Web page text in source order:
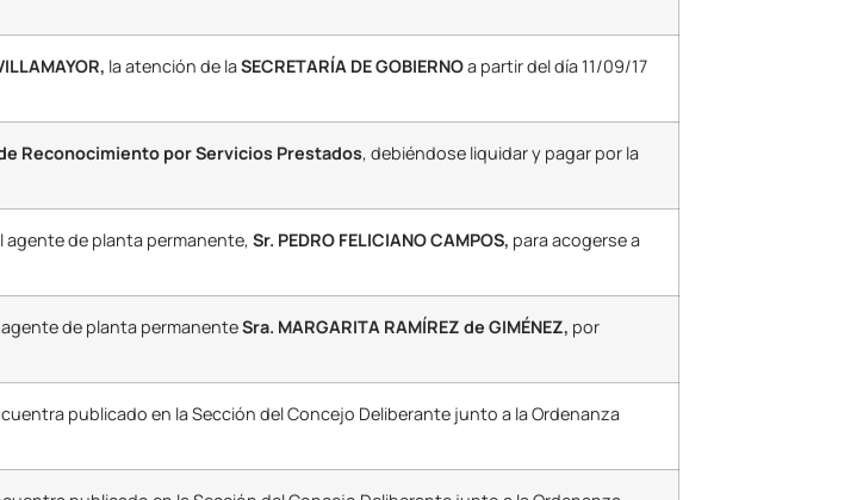
la atención de laSECRETARÍA DE GOBIERNOa partir del día 11/09/17
Reconocimiento por Servicios Prestados, debiéndose liquidar y pagar por la
de planta permanente, Sr. PEDRO FELICIANO CAMPOS, para acogerse a
de planta permanenteSra. MARGARITA RAMÍREZ de GIMÉNEZ, por
publicado en la Sección del Concejo Deliberante junto a la Ordenanza